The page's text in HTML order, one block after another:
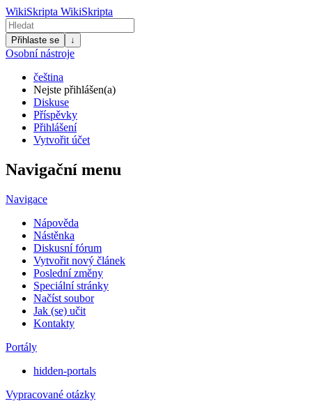
WikiSkripta WikiSkripta
Přihlaste se ↓
Osobní nástroje
čeština
Nejste přihlášen(a)
Diskuse
Příspěvky
Přihlášení
Vytvořit účet
Navigační menu
Navigace
Nápověda
Nástěnka
Diskusní fórum
Vytvořit nový článek
Poslední změny
Speciální stránky
Načíst soubor
Jak (se) učit
Kontakty
Portály
hidden-portals
Vypracované otázky